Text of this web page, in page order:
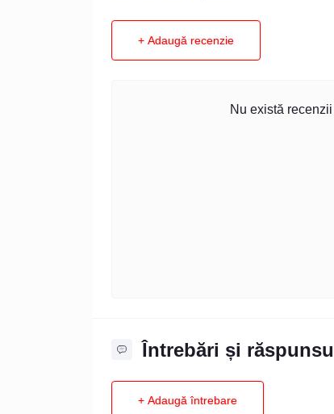
+ Adaugă recenzie
Nu există
Întrebări și
+ Adaugă întrebare